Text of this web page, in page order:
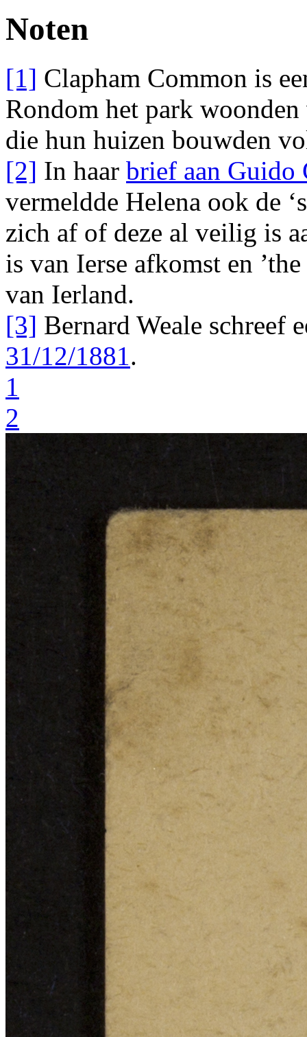
Noten
[1] Clapham Common is
Rondom het park
die hun huizen bouwden
[2] In haar brief aan Guido
vermeldde Helena ook de
zich af of deze al veilig is
is van Ierse afkomst en
van Ierland.
[3] Bernard Weale schreef
31/12/1881.
1
2